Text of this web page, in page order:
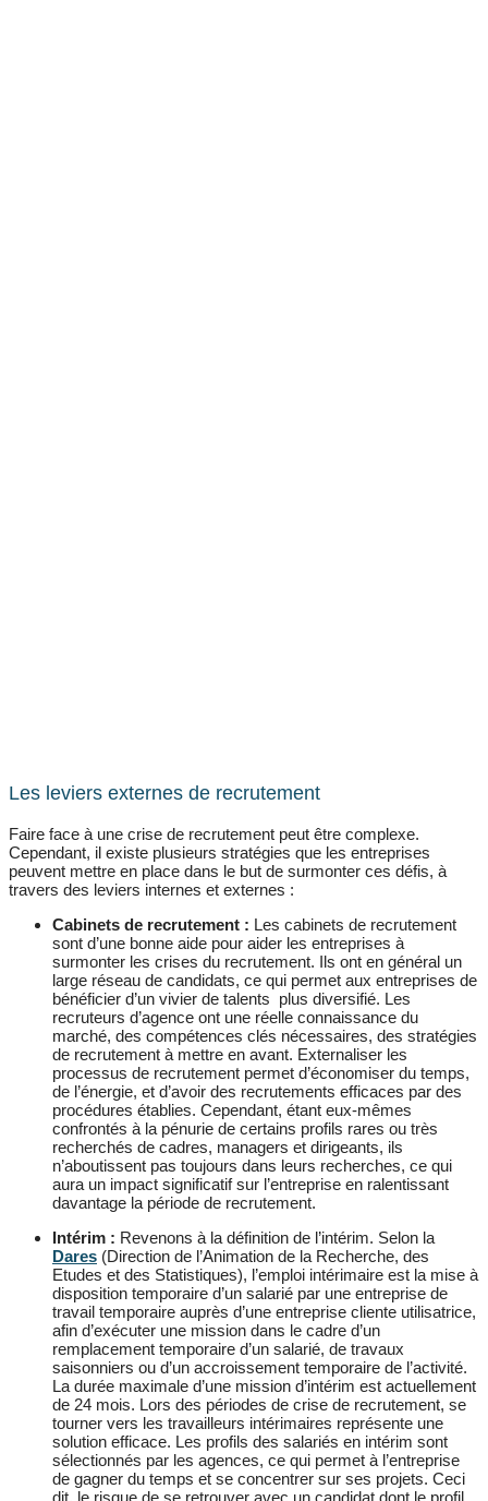
Les leviers externes de recrutement
Faire face à une crise de recrutement peut être complexe.
Cependant, il existe plusieurs stratégies que les entreprises
peuvent mettre en place dans le but de surmonter ces défis, à
travers des leviers internes et externes :
Cabinets de recrutement : Les cabinets de recrutement
sont d’une bonne aide pour aider les entreprises à
surmonter les crises du recrutement. Ils ont en général un
large réseau de candidats, ce qui permet aux entreprises de
bénéficier d’un vivier de talents plus diversifié. Les
recruteurs d’agence ont une réelle connaissance du
marché, des compétences clés nécessaires, des stratégies
de recrutement à mettre en avant. Externaliser les
processus de recrutement permet d’économiser du temps,
de l’énergie, et d’avoir des recrutements efficaces par des
procédures établies. Cependant, étant eux-mêmes
confrontés à la pénurie de certains profils rares ou très
recherchés de cadres, managers et dirigeants, ils
n’aboutissent pas toujours dans leurs recherches, ce qui
aura un impact significatif sur l’entreprise en ralentissant
davantage la période de recrutement.
Intérim : Revenons à la définition de l’intérim. Selon la
Dares (Direction de l’Animation de la Recherche, des
Etudes et des Statistiques), l’emploi intérimaire est la mise à
disposition temporaire d’un salarié par une entreprise de
travail temporaire auprès d’une entreprise cliente utilisatrice,
afin d’exécuter une mission dans le cadre d’un
remplacement temporaire d’un salarié, de travaux
saisonniers ou d’un accroissement temporaire de l’activité.
La durée maximale d’une mission d’intérim est actuellement
de 24 mois. Lors des périodes de crise de recrutement, se
tourner vers les travailleurs intérimaires représente une
solution efficace. Les profils des salariés en intérim sont
sélectionnés par les agences, ce qui permet à l’entreprise
de gagner du temps et se concentrer sur ses projets. Ceci
dit, le risque de se retrouver avec un candidat dont le profil